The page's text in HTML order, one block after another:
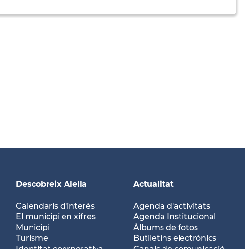
Descobreix Alella
Calendaris d'interès
El municipi en xifres
Municipi
Turisme
Actualitat
Agenda d'activitats
Agenda Institucional
Àlbums de fotos
Butlletíns electrònics